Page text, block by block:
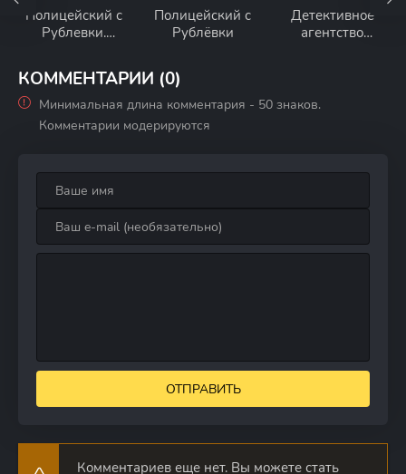
Полицейский с
Рублевки.
беспредел
Полицейский с
Рублёвки
Детективное
агентство
КОММЕНТАРИИ (0)
Минимальная длина комментария - 50 знаков.
Комментарии модерируются
ОТПРАВИТЬ
Комментариев еще нет. Вы можете стать